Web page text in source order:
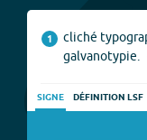
1
cliché
galvanotypie.
SIGNE DÉFINITION LSF